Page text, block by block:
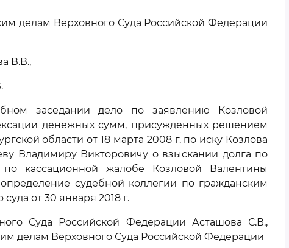
делам Верховного Суда Российской Федерации
В.В.,
заседании дело по заявлению Козловой
денежных сумм, присужденных решением
области от 18 марта 2008 г. по иску Козлова
Владимиру Викторовичу о взыскании долга по
кассационной жалобе Козловой Валентины
судебной коллегии по гражданским
от 30 января 2018 г.
Суда Российской Федерации Асташова С.В.,
делам Верховного Суда Российской Федерации